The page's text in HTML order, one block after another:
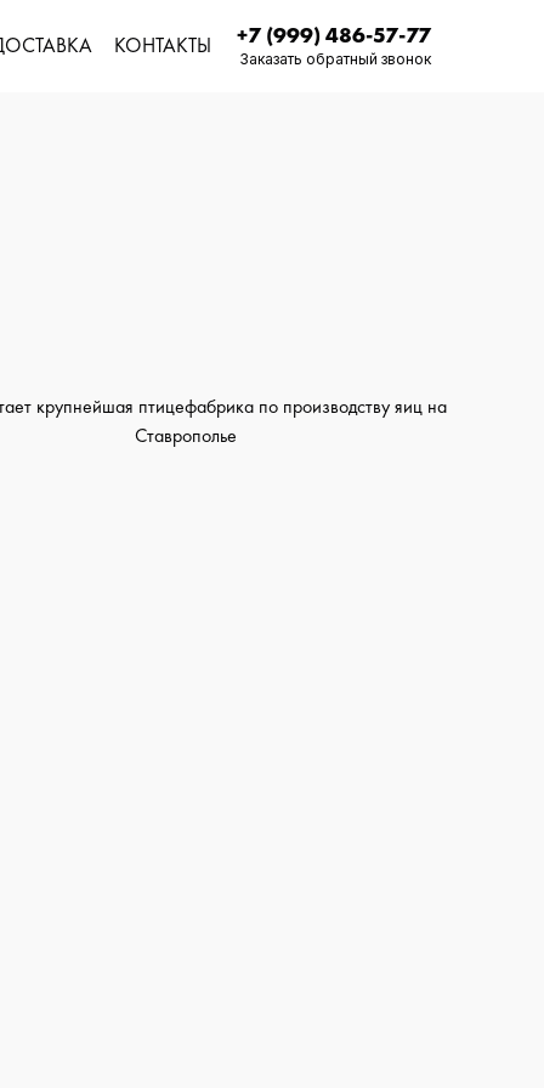
КОНТАКТЫ +7 (999) 486-57-77
Заказать обратный звонок
крупнейшая птицефабрика по производству яиц на
Ставрополье